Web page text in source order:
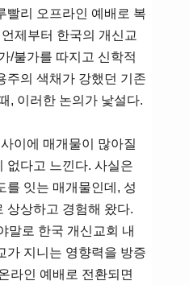
빨리 오프라인 예배로 복
제부터 한국의 개신교
/불가를 따지고 신학적
주의 색채가 강했던 기존
, 이러한 논의가 낯설다.
이에 매개물이 많아질
없다고 느낀다. 사실은
를 잇는 매개물인데, 성
상상하고 경험해 왔다.
말로 한국 개신교회 내
가 지니는 영향력을 방증
라인 예배로 전환되면